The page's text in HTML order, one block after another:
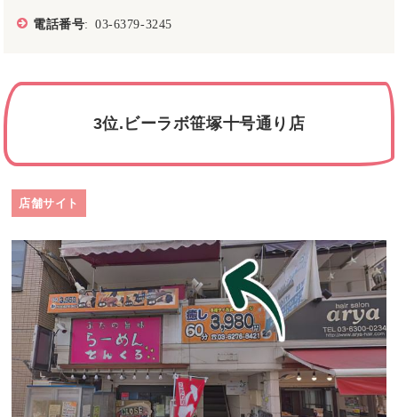
電話番号: 03-6379-3245
3位.ビーラボ笹塚十号通り店
店舗サイト